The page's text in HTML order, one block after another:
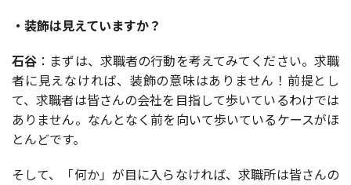
・装飾は見えていますか？
石谷 ：まずは、求職者の行動を考えてみてください。求職
者に見えなければ、装飾の意味はありません！前提とし
て、求職者は皆さんの会社を目指して歩いているわけでは
ありません。なんとなく前を向いて歩いているケースがほ
とんどです。
そして、「何か」が目に入らなければ、求職所は皆さんの